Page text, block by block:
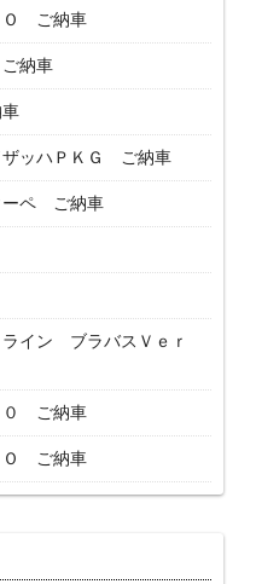
Ｏ ご納車
納車
ッハＰＫＧ ご納車
ペ ご納車
イン ブラバスＶｅｒ
０ ご納車
Ｏ ご納車